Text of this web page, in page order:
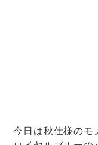
今日は秋仕様のモ